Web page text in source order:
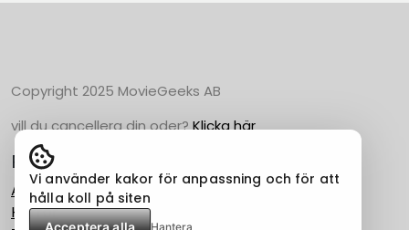
Copyright 2025 MovieGeeks AB
vill du cancellera din oder?Klicka här
Populära Kategorier
Action
Horror
Vi använder kakor för anpassning och för att
hålla koll på siten
Acceptera alla Hantera